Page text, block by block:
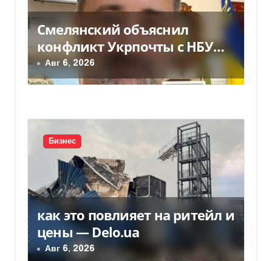
о
з
а
и
с
м
Смелянский объяснил
конфликт Укрпочты с НБУ
из-за платежек
Авг 6, 2026
Бизнес
как это повлияет на ритейл и
цены — Delo.ua
Авг 6, 2026